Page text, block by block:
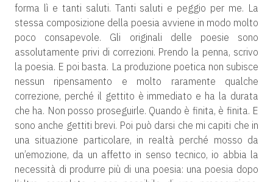
forma lì e tanti saluti. Tanti saluti e peggio per me. La
stessa composizione della poesia avviene in modo molto
poco consapevole. Gli originali delle poesie sono
assolutamente privi di correzioni. Prendo la penna, scrivo
la poesia. E poi basta. La produzione poetica non subisce
nessun ripensamento e molto raramente qualche
correzione, perché il gettito è immediato e ha la durata
che ha. Non posso proseguirle. Quando è finita, è finita. E
sono anche gettiti brevi. Poi può darsi che mi capiti che in
una situazione particolare, in realtà perché mosso da
un’emozione, da un affetto in senso tecnico, io abbia la
necessità di produrre più di una poesia: una poesia dopo